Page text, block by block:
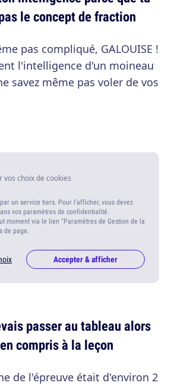
le concept de fraction
pas compliqué, GALOUISE !
l'intelligence d'un moineau
savez même pas voler de vos
vos choix de cookies
un service tiers. Pour l'afficher, vous devez
vos paramètres de confidentialité.
moment via le lien "Paramètres de Gestion de la
de page.
Accepter & afficher
passer au tableau alors
compris à la leçon
de l'épreuve était d'environ 2